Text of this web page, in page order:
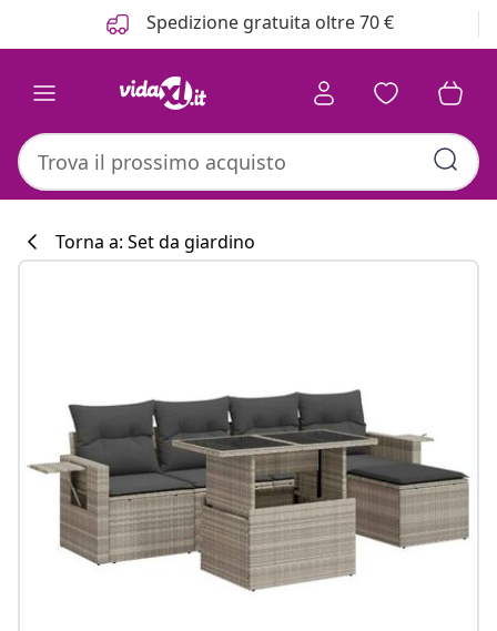
Spedizione gratuita oltre 70 €
Torna a: Set da giardino